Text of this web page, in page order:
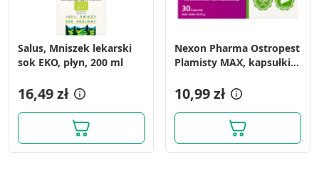
Salus, Mniszek lekarski
sok EKO, płyn, 200 ml
16,49 zł
Nexon Pharma Ostropest
Plamisty MAX, kapsułki,
10,99 zł